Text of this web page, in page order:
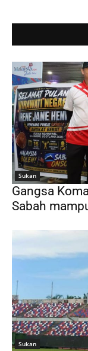
Sukan
Gangsa
Sabah
Sukan